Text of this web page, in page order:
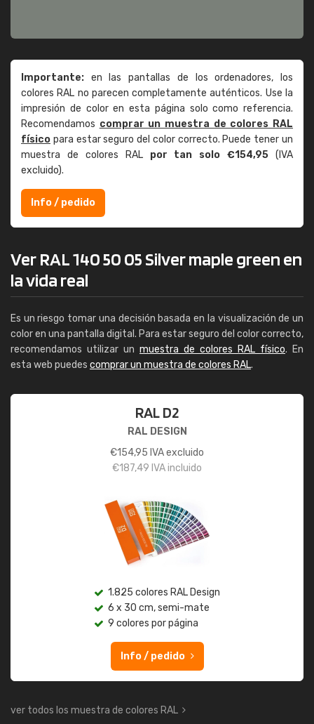
Importante: en las pantallas de los ordenadores, los
colores RAL no parecen completamente auténticos. Use la
impresión de color en esta página solo como referencia.
Recomendamos comprar un muestra de colores RAL
físico para estar seguro del color correcto. Puede tener un
muestra de colores RAL por tan solo €154,95 (IVA
excluido).
Info / pedido
Ver RAL 140 50 05 Silver maple green en
la vida real
Es un riesgo tomar una decisión basada en la visualización de un
color en una pantalla digital. Para estar seguro del color correcto,
recomendamos utilizar un muestra de colores RAL físico. En
esta web puedes comprar un muestra de colores RAL.
RAL D2
RAL DESIGN
€154,95 IVA excluido
€187,49 IVA incluido
1.825 colores RAL Design
6 x 30 cm, semi-mate
9 colores por página
Info / pedido
ver todos los muestra de colores RAL